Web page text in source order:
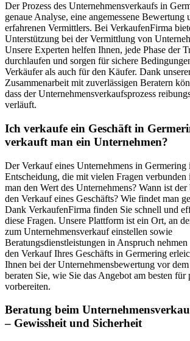
Der Prozess des Unternehmensverkaufs in
genaue Analyse, eine angemessene
erfahrenen Vermittlers. Bei VerkaufenFirma
Unterstützung bei der Vermittlung von
Unsere Experten helfen Ihnen, jede Phase der
durchlaufen und sorgen für sichere
Verkäufer als auch für den Käufer. Dank
Zusammenarbeit mit zuverlässigen Beratern
dass der Unternehmensverkaufsprozess
verläuft.
Ich verkaufe ein Geschäft in
verkauft man ein Unternehmen?
Der Verkauf eines Unternehmens in Germering
Entscheidung, die mit vielen Fragen verbunden
man den Wert des Unternehmens? Wann ist
den Verkauf eines Geschäfts? Wie findet man
Dank VerkaufenFirma finden Sie schnell und
diese Fragen. Unsere Plattform ist ein Ort, an
zum Unternehmensverkauf einstellen sowie
Beratungsdienstleistungen in Anspruch
den Verkauf Ihres Geschäfts in Germering
Ihnen bei der Unternehmensbewertung vor
beraten Sie, wie Sie das Angebot am besten
vorbereiten.
Beratung beim
– Gewissheit und Sicherheit